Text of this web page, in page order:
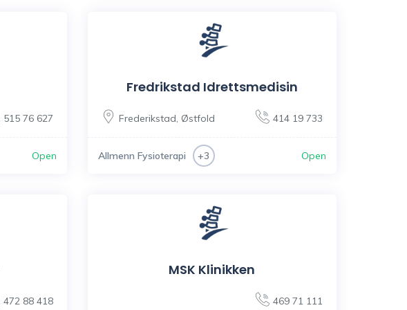
515 76 627
Open
Fredrikstad Idrettsmedisin
Frederikstad, Østfold 414 19 733
Allmenn Fysioterapi +3 Open
472 88 418
MSK Klinikken
469 71 111